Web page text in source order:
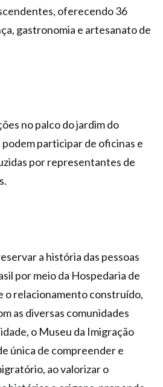
oferecendo 36
gastronomia e artesanato de
no palco do jardim do
participar de oficinas e
por representantes de
a história das pessoas
por meio da Hospedaria de
o relacionamento construído,
as diversas comunidades
o Museu da Imigração
única de compreender e
ao valorizar o